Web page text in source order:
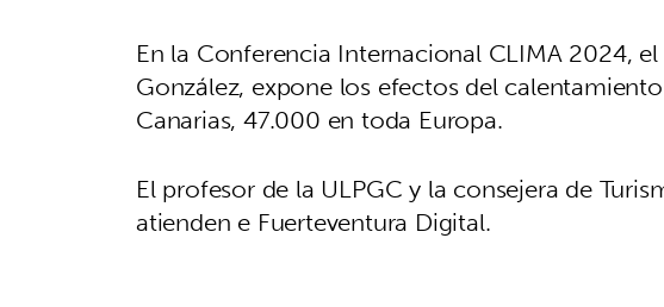
En la Conferencia Internacional CLIMA 2024,
González, expone los efectos del
Canarias, 47.000 en toda Europa.
El profesor de la ULPGC y la consejera de
atienden e Fuerteventura Digital.